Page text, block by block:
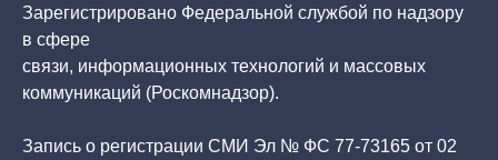
Зарегистрировано Федеральной службой по надзору
в сфере
связи, информационных технологий и массовых
коммуникаций (Роскомнадзор).
Запись о регистрации СМИ Эл № ФС 77-73165 от 02